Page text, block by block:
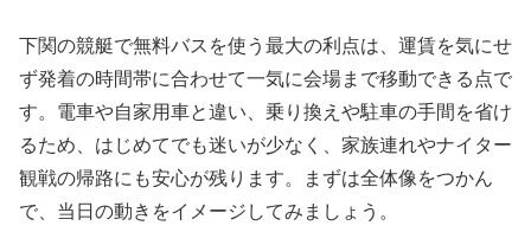
下関の競艇で無料バスを使う最大の利点は、運賃を気にせ
ず発着の時間帯に合わせて一気に会場まで移動できる点で
す。電車や自家用車と違い、乗り換えや駐車の手間を省け
るため、はじめてでも迷いが少なく、家族連れやナイター
観戦の帰路にも安心が残ります。まずは全体像をつかん
で、当日の動きをイメージしてみましょう。